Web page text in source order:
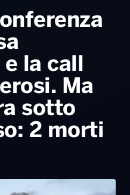
Consiglia
2026
TV
la call
Ma
sotto
2 morti